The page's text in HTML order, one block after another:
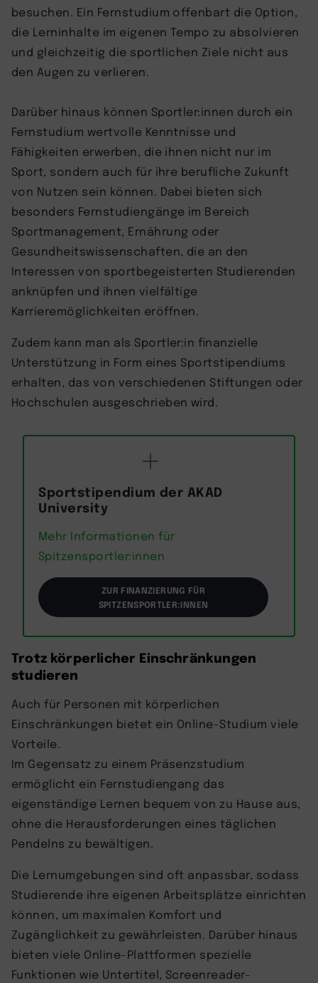
besuchen. Ein Fernstudium offenbart die Option,
die Lerninhalte im eigenen Tempo zu absolvieren
und gleichzeitig die sportlichen Ziele nicht aus
den Augen zu verlieren.
Darüber hinaus können Sportler:innen durch ein
Fernstudium wertvolle Kenntnisse und
Fähigkeiten erwerben, die ihnen nicht nur im
Sport, sondern auch für ihre berufliche Zukunft
von Nutzen sein können. Dabei bieten sich
besonders Fernstudiengänge im Bereich
Sportmanagement, Ernährung oder
Gesundheitswissenschaften, die an den
Interessen von sportbegeisterten Studierenden
anknüpfen und ihnen vielfältige
Karrieremöglichkeiten eröffnen.
Zudem kann man als Sportler:in finanzielle
Unterstützung in Form eines Sportstipendiums
erhalten, das von verschiedenen Stiftungen oder
Hochschulen ausgeschrieben wird.
Sportstipendium der AKAD
University
Mehr Informationen für
Spitzensportler:innen
ZUR FINANZIERUNG FÜR
SPITZENSPORTLER:INNEN
Trotz körperlicher Einschränkungen
studieren
Auch für Personen mit körperlichen
Einschränkungen bietet ein Online-Studium viele
Vorteile.
Im Gegensatz zu einem Präsenzstudium
ermöglicht ein Fernstudiengang das
eigenständige Lernen bequem von zu Hause aus,
ohne die Herausforderungen eines täglichen
Pendelns zu bewältigen.
Die Lernumgebungen sind oft anpassbar, sodass
Studierende ihre eigenen Arbeitsplätze einrichten
können, um maximalen Komfort und
Zugänglichkeit zu gewährleisten. Darüber hinaus
bieten viele Online-Plattformen spezielle
Funktionen wie Untertitel, Screenreader-